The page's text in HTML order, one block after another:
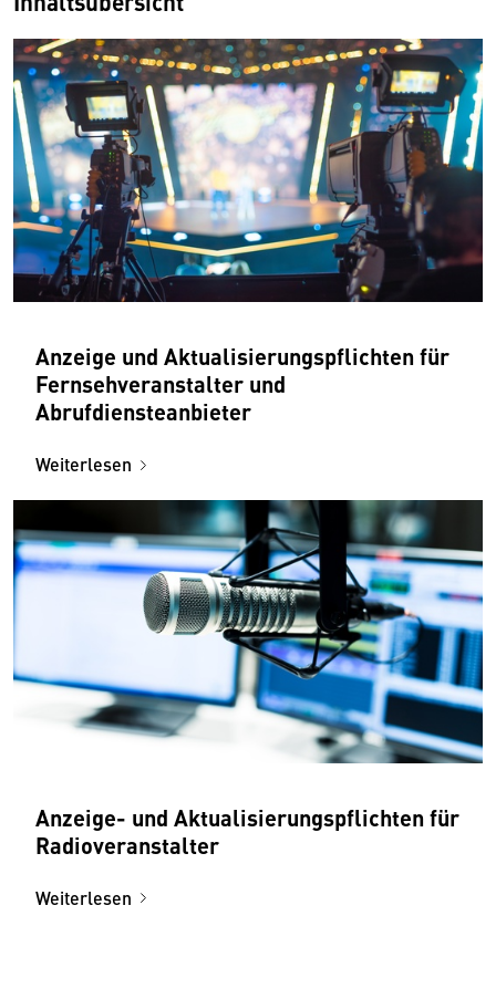
Anzeige und Aktualisierungspflichten für
Fernsehveranstalter und
Abrufdiensteanbieter
Weiterlesen
Anzeige- und Aktualisierungspflichten für
Radioveranstalter
Weiterlesen